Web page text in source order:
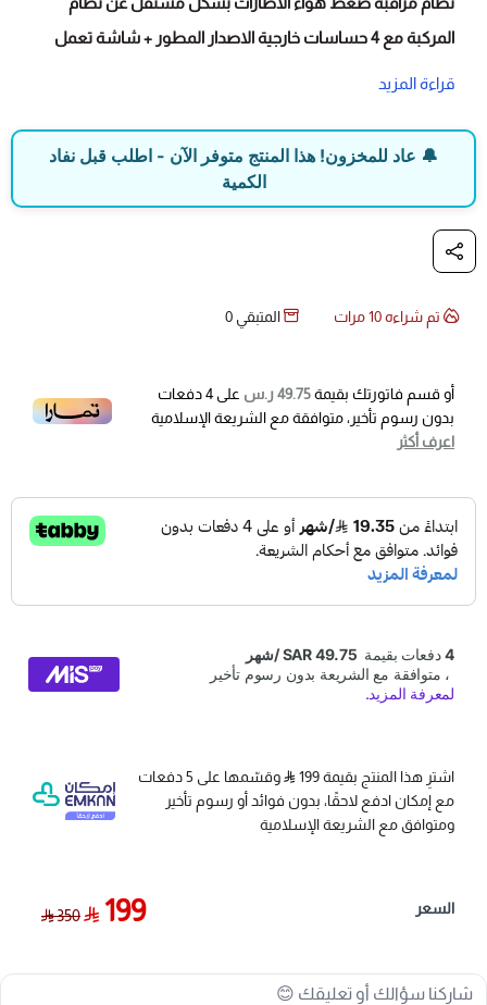
المركبة مع 4 حساسات خارجية الاصدار المطور + شاشة تعمل
أمكانية تزويد الشاشة بالطاقة من خلال الطاقة
حساس تشغيل ذكي اوتماتيكي لتوفير الطاقة يحس
أنذار أنخفاض أو ارتفاع الضغط بشكل مفاجئ
ضد الماء والغبار IPX7
الشحنة الواحدة تكفي حوالي 15 يوم
يركب لجميع المركبات
وجود مشكلة بها من دون علم
توفير البنزين بشكل كبير حيث انخفاض ضغط الاطار
جهاز ضغط الاطارات, مراقبة ضغط الكفرات, مراقبة ضغط
الاطارات, جهاز مراقبة ضغط الاطارات, جهاز مراقبة ضغط
الكفرات, جهار عرض ضغط الكفرات, جهاز عرض ضغط الاطارات,
قراءة المزيد
🔔 عاد للمخزون! هذا المنتج متوفر الآن - اطلب قبل نفاد
الكمية
تم شراءه10مرات المتبقي 0
أو قسم فاتورتك بقيمة49.75 ر.س على 4دفعات
بدون رسوم تأخير، متوافقة مع الشريعة الإسلامية
اعرف أكثر
اشترِ هذا المنتج بقيمة 199
وقسّمها على 5 دفعات
مع إمكان ادفع لاحقًا، بدون فوائد أو رسوم تأخير
ومتوافق مع الشريعة الإسلامية
السعر 199
350